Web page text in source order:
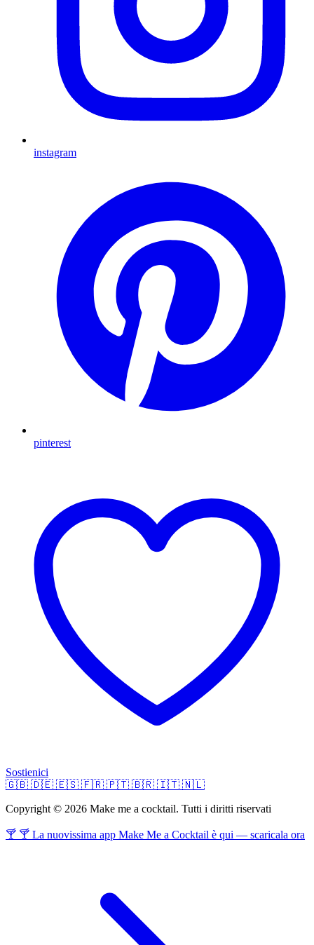
instagram
pinterest
Sostienici
🇬🇧 🇩🇪 🇪🇸 🇫🇷 🇵🇹 🇧🇷 🇮🇹 🇳🇱
Copyright © 2026 Make me a cocktail. Tutti i diritti riservati
🍸 🍸 La nuovissima app Make Me a Cocktail è qui — scaricala ora